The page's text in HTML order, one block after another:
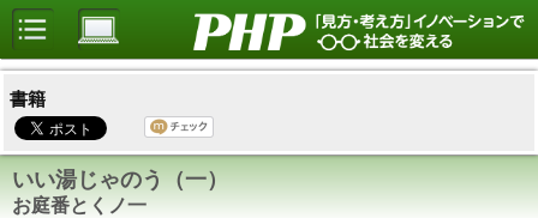
書籍
いい湯じゃのう（一）
お庭番とくノ一